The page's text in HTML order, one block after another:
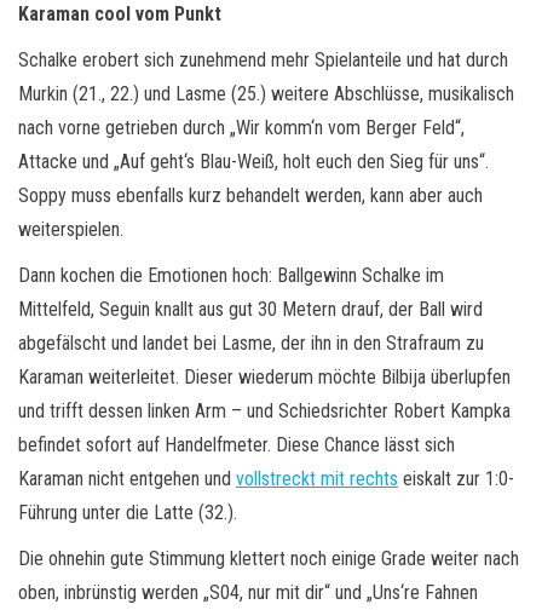
Karaman cool vom Punkt
Schalke erobert sich zunehmend mehr Spielanteile und hat durch
Murkin (21., 22.) und Lasme (25.) weitere Abschlüsse, musikalisch
nach vorne getrieben durch „Wir komm‘n vom Berger Feld“,
Attacke und „Auf geht‘s Blau-Weiß, holt euch den Sieg für uns“.
Soppy muss ebenfalls kurz behandelt werden, kann aber auch
weiterspielen.
Dann kochen die Emotionen hoch: Ballgewinn Schalke im
Mittelfeld, Seguin knallt aus gut 30 Metern drauf, der Ball wird
abgefälscht und landet bei Lasme, der ihn in den Strafraum zu
Karaman weiterleitet. Dieser wiederum möchte Bilbija überlupfen
und trifft dessen linken Arm – und Schiedsrichter Robert Kampka
befindet sofort auf Handelfmeter. Diese Chance lässt sich
Karaman nicht entgehen und vollstreckt mit rechts eiskalt zur 1:0-
Führung unter die Latte (32.).
Die ohnehin gute Stimmung klettert noch einige Grade weiter nach
oben, inbrünstig werden „S04, nur mit dir“ und „Uns‘re Fahnen